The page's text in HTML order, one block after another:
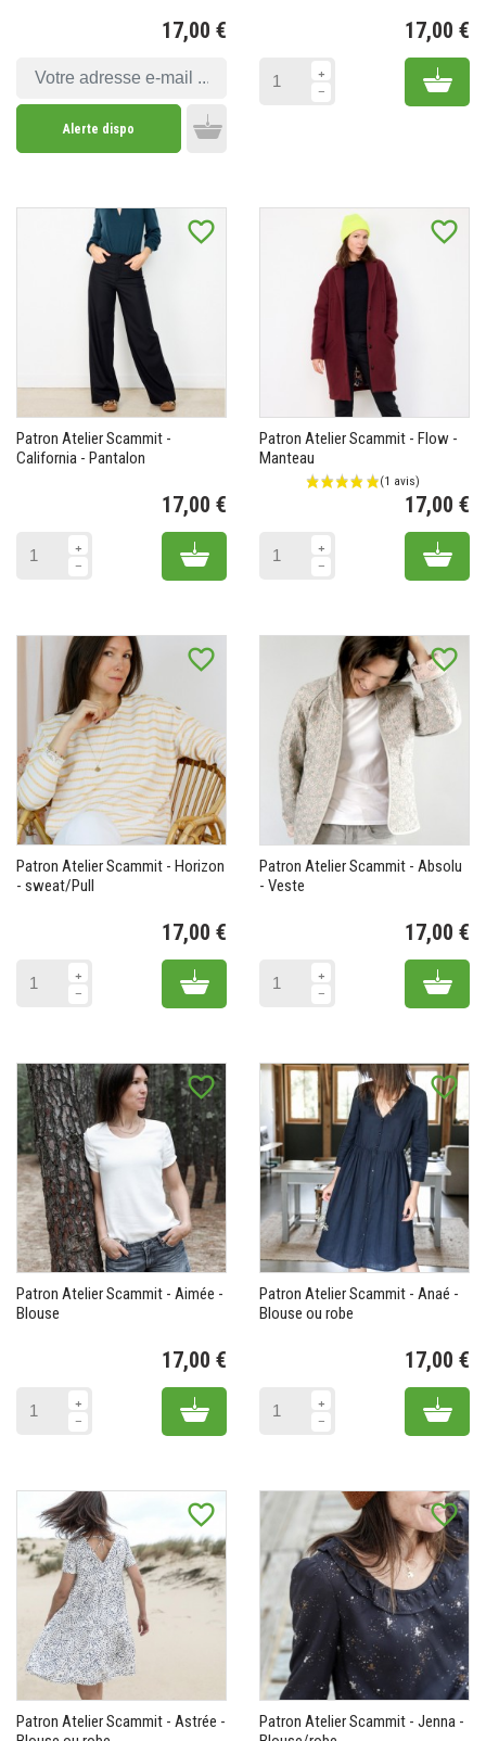
(1 avis)
17,00 €
Alerte dispo
17,00 €
Add
favorite_border
Patron Atelier Scammit -
California - Pantalon
17,00 €
Add to cart
favorite_border
Patron Atelier Scammit - Flow -
Manteau
17,00 €
Add
favorite_border
Patron Atelier Scammit - Horizon
- sweat/Pull
17,00 €
Add to cart
favorite_border
Patron Atelier Scammit - Absolu
- Veste
17,00 €
Add
favorite_border
Patron Atelier Scammit - Aimée -
Blouse
17,00 €
Add to cart
favorite_border
Patron Atelier Scammit - Anaé -
Blouse ou robe
17,00 €
Add
favorite_border
Patron Atelier Scammit - Astrée -
favorite_border
Patron Atelier Scammit - Jenna -